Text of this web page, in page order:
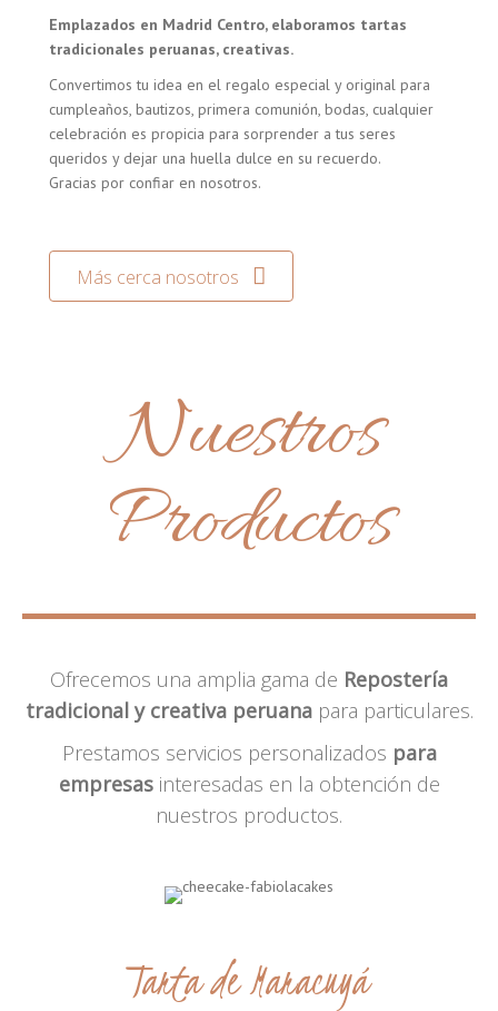
Emplazados en Madrid Centro, elaboramos tartas
tradicionales peruanas, creativas.
Convertimos tu idea en el regalo especial y original para
cumpleaños, bautizos, primera comunión, bodas, cualquier
celebración es propicia para sorprender a tus seres
queridos y dejar una huella dulce en su recuerdo.
Gracias por confiar en nosotros.
Más cerca nosotros
Nuestros
Productos
Ofrecemos una amplia gama de Repostería
tradicional y creativa peruanapara particulares.
Prestamos servicios personalizados para
empresasinteresadas en la obtención de
nuestros productos.
Tarta de Maracuyá